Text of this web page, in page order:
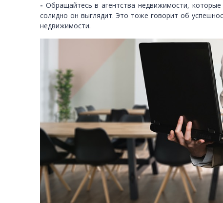
- Обращайтесь в агентства недвижимости,
солидно он выглядит. Это тоже говорит об
недвижимости.